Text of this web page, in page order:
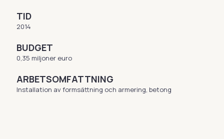
TID
2014
BUDGET
0,35 miljoner euro
ARBETSOMFATTNING
Installation av formsättning och armering, betong